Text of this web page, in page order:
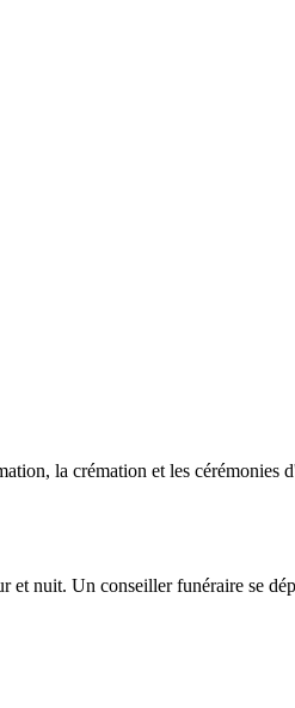
la crémation et les cérémonies
et nuit. Un conseiller funéraire se